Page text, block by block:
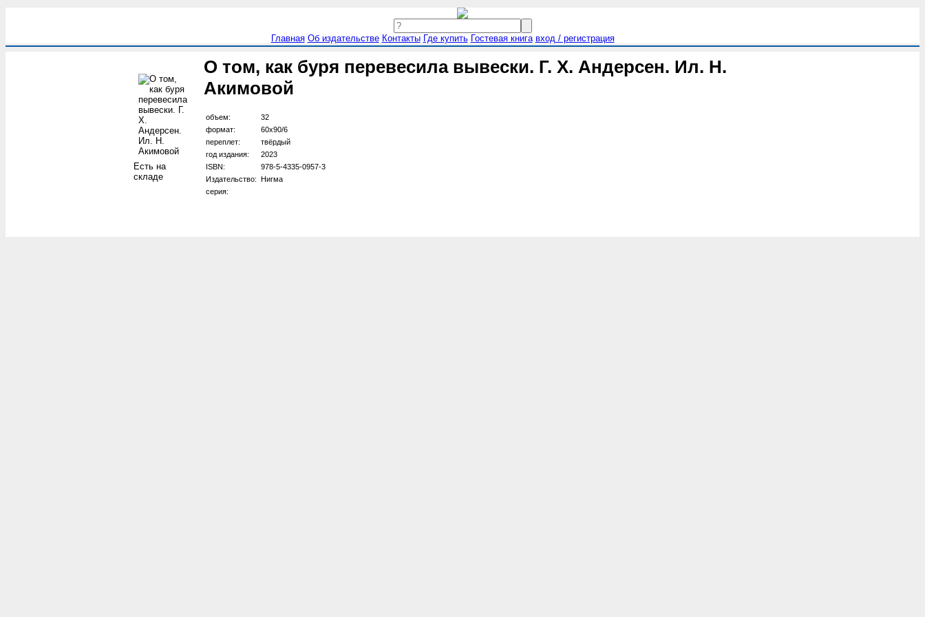
Главная Об издательстве Контакты Где купить Гостевая книга вход / регистрация
Есть на
складе
О том, как буря перевесила вывески. Г. Х. Андерсен. Ил. Н.
Акимовой
объем:
32
формат:
60х90/6
переплет:
твёрдый
год издания:
2023
ISBN:
978-5-4335-0957-3
Издательство:
Нигма
серия: